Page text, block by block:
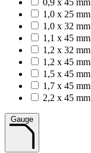
0,9 x 45 mm
1,0 x 25 mm
1,0 x 32 mm
1,1 x 45 mm
1,2 x 32 mm
1,2 x 45 mm
1,5 x 45 mm
1,7 x 45 mm
2,2 x 45 mm
Gauge